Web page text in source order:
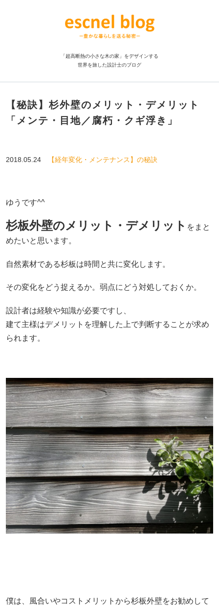
「超高断熱の小さな木の家」をデザインする
世界を旅した設計士のブログ
【秘訣】杉外壁のメリット・デメリット
「メンテ・目地／腐朽・クギ浮き」
2018.05.24 【経年変化・メンテナンス】の秘訣
ゆうです^^
杉板外壁のメリット・デメリット をまと
めたいと思います。
自然素材である杉板は時間と共に変化します。
その変化をどう捉えるか。弱点にどう対処しておくか。
設計者は経験や知識が必要ですし、
建て主様はデメリットを理解した上で判断することが求め
られます。
僕は、風合いやコストメリットから杉板外壁をお勧めして